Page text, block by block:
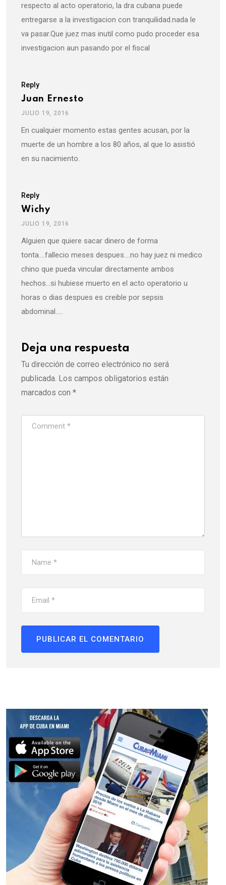
respecto al acto operatorio, la dra cubana puede
entregarse a la investigacion con tranquilidad.nada le
va pasar.Que juez mas inutil como pudo proceder esa
investigacion aun pasando por el fiscal
Reply
Juan Ernesto
JULIO 19, 2016
En cualquier momento estas gentes acusan, por la
muerte de un hombre a los 80 años, al que lo asistió
en su nacimiento.
Reply
Wichy
JULIO 19, 2016
Alguien que quiere sacar dinero de forma
tonta….fallecio meses despues….no hay juez ni medico
chino que pueda vincular directamente ambos
hechos…si hubiese muerto en el acto operatorio u
horas o dias despues es creible por sepsis
abdominal…..
Deja una respuesta
Tu dirección de correo electrónico no será
publicada. Los campos obligatorios están
marcados con *